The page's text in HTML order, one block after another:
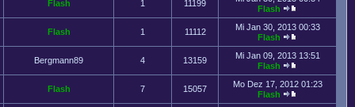
Flash 1 11199
Flash
Flash 1 11112
Mi Jan 30, 2013 00:33
Flash
Bergmann89 4 13159
Mi Jan 09, 2013 13:51
Flash
Flash 7 15057
Mo Dez 17, 2012 01:23
Flash